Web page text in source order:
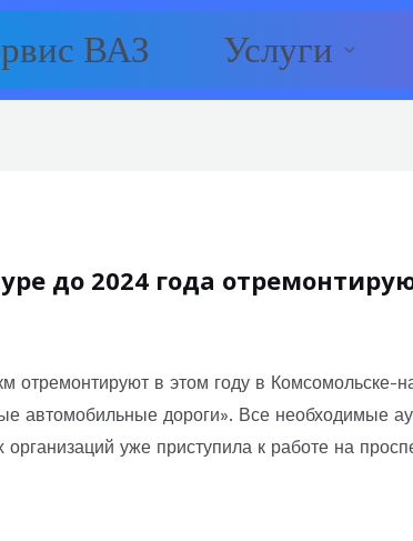
ВАЗ Услуги
до 2024 года
отремонтируют в этом году в Комсомольске-
автомобильные дороги». Все необходимые
уже приступила к работе на